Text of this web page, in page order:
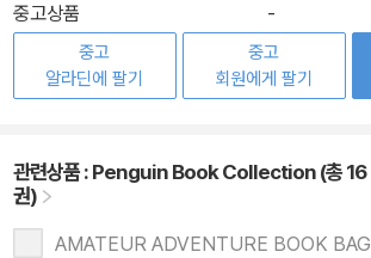
중고상품 -
중고
알라딘에 팔기
중고
회원에게 팔기
관련상품 :Penguin Book Collection (총 16
권)
AMATEUR ADVENTURE BOOK BAG